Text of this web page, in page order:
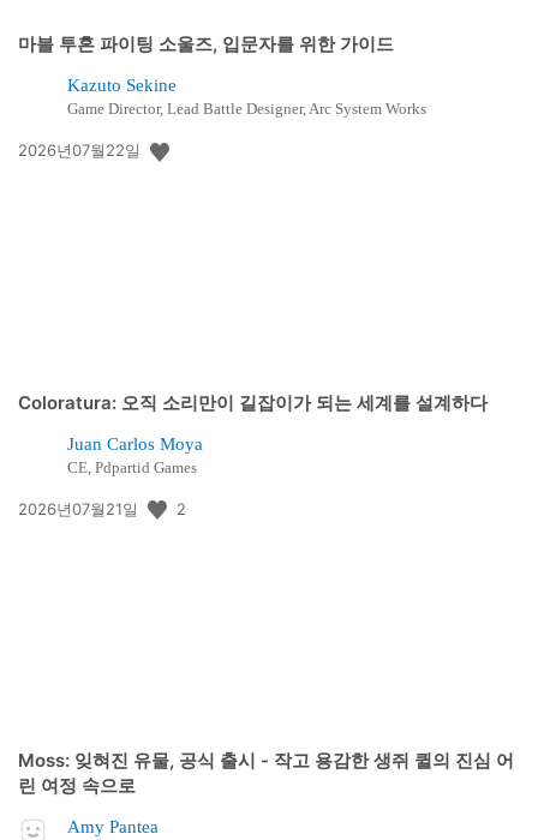
마블 투혼 파이팅 소울즈, 입문자를 위한 가이드
Kazuto Sekine
Game Director, Lead Battle Designer, Arc System Works
공
2026년07월22일
Coloratura: 오직 소리만이 길잡이가 되는 세계를 설계하다
Juan Carlos Moya
CE, Pdpartid Games
공
2026년07월21일 2
Moss: 잊혀진 유물, 공식 출시 - 작고 용감한 생쥐 퀼의 진심 어
린 여정 속으로
Amy Pantea